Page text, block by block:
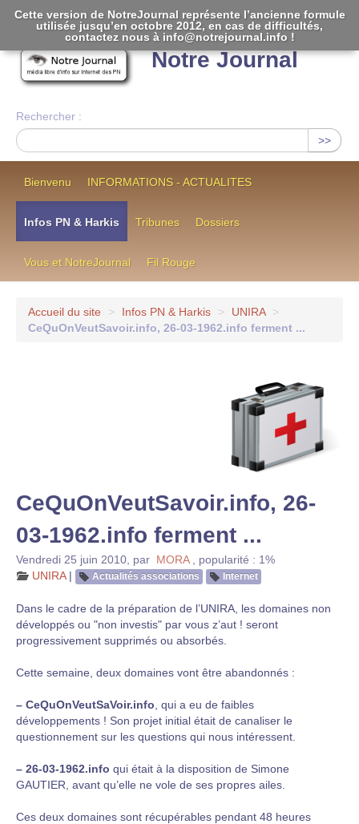
Notre Journal
Rechercher :
>>
Bienvenu INFORMATIONS - ACTUALITES
Infos PN & Harkis Tribunes Dossiers
Vous et NotreJournal Fil Rouge
Accueil du site > Infos PN & Harkis > UNIRA
>
CeQuOnVeutSavoir.info, 26-03-1962.info ferment ...
CeQuOnVeutSavoir.info, 26-
03-1962.info ferment ...
Vendredi 25 juin 2010 par MORA
popularité : 1%
UNIRA| Actualités associations Internet
Dans le cadre de la préparation de l’UNIRA, les domaines non
développés ou "non investis" par vous z’aut ! seront
progressivement supprimés ou absorbés.
Cette semaine, deux domaines vont être abandonnés :
– CeQuOnVeutSaVoir.info , qui a eu de faibles
développements ! Son projet initial était de canaliser le
questionnement sur les questions qui nous intéressent.
– 26-03-1962.info qui était à la disposition de Simone
GAUTIER, avant qu’elle ne vole de ses propres ailes.
Ces deux domaines sont récupérables pendant 48 heures
Cette version de NotreJournal représente l’ancienne formule
utilisée jusqu’en octobre 2012, en cas de difficultés,
contactez nous à info@notrejournal.info !